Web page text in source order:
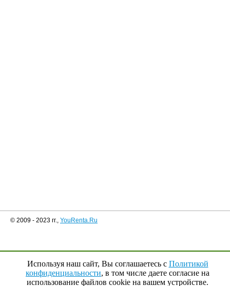
© 2009 - 2023 гг., YouRenta.Ru
Используя наш сайт, Вы соглашаетесь с Политикой
конфиденциальности, в том числе даете согласие на
использование файлов cookie на вашем устройстве.